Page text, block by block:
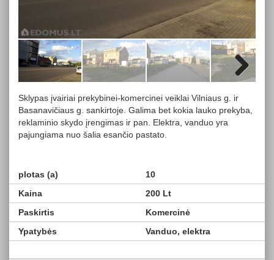
Sklypas įvairiai prekybinei-komercinei veiklai Vilniaus g. ir
Basanavičiaus g. sankirtoje. Galima bet kokia lauko prekyba,
reklaminio skydo įrengimas ir pan. Elektra, vanduo yra
pajungiama nuo šalia esančio pastato.
plotas (a)
10
Kaina
200 Lt
Paskirtis
Komercinė
Ypatybės
Vanduo, elektra